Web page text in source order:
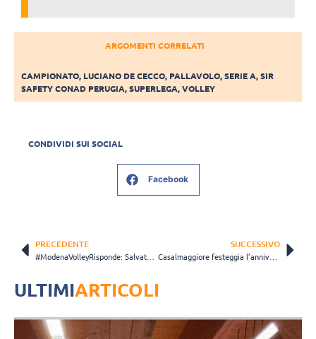
ARGOMENTI CORRELATI
CAMPIONATO, LUCIANO DE CECCO, PALLAVOLO,SERIE A,SIR
SAFETY CONAD PERUGIA,SUPERLEGA,VOLLEY
CONDIVIDI SUI SOCIAL
Facebook
PRECEDENTE SUCCESSIVO
Casalmaggiore festeggia l’anniversario della storica vittoria in Champions League
ULTIMIARTICOLI